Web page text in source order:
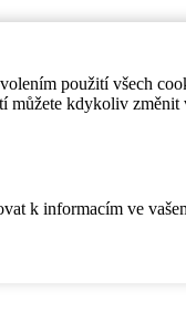
použití všech
můžete kdykoliv změnit
k informacím ve